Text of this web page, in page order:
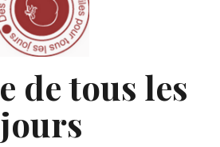
de tous les
jours